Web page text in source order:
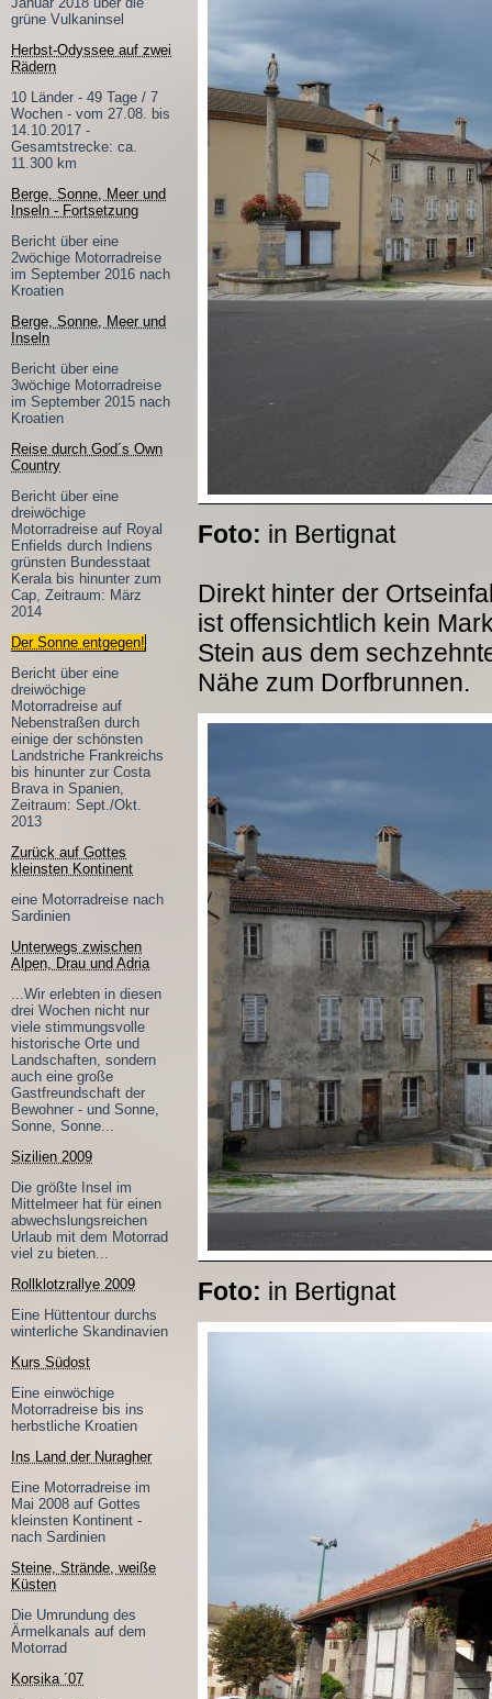
grüne Vulkaninsel
Herbst-Odyssee auf zwei
Rädern
10 Länder - 49 Tage / 7
Wochen - vom 27.08. bis
14.10.2017 -
Gesamtstrecke: ca.
11.300 km
Berge, Sonne, Meer und
Inseln - Fortsetzung
Bericht über eine
2wöchige Motorradreise
im September 2016 nach
Kroatien
Berge, Sonne, Meer und
Inseln
Bericht über eine
3wöchige Motorradreise
im September 2015 nach
Kroatien
Reise durch God´s Own
Country
Bericht über eine
dreiwöchige
Motorradreise auf Royal
Enfields durch Indiens
grünsten Bundesstaat
Kerala bis hinunter zum
Cap, Zeitraum: März
2014
Der Sonne entgegen!
Bericht über eine
dreiwöchige
Motorradreise auf
Nebenstraßen durch
einige der schönsten
Landstriche Frankreichs
bis hinunter zur Costa
Brava in Spanien,
Zeitraum: Sept./Okt.
2013
Zurück auf Gottes
kleinsten Kontinent
eine Motorradreise nach
Sardinien
Unterwegs zwischen
Alpen, Drau und Adria
...Wir erlebten in diesen
drei Wochen nicht nur
viele stimmungsvolle
historische Orte und
Landschaften, sondern
auch eine große
Gastfreundschaft der
Bewohner - und Sonne,
Sonne, Sonne...
Sizilien 2009
Die größte Insel im
Mittelmeer hat für einen
abwechslungsreichen
Urlaub mit dem Motorrad
viel zu bieten...
Rollklotzrallye 2009
Eine Hüttentour durchs
winterliche Skandinavien
Kurs Südost
Eine einwöchige
Motorradreise bis ins
herbstliche Kroatien
Ins Land der Nuragher
Eine Motorradreise im
Mai 2008 auf Gottes
kleinsten Kontinent -
nach Sardinien
Steine, Strände, weiße
Küsten
Die Umrundung des
Ärmelkanals auf dem
Motorrad
Korsika ´07
Foto: in Bertignat
Direkt hinter der
ist offensichtlich kein
Stein aus dem
Nähe zum Dorfbrunnen.
Foto: in Bertignat